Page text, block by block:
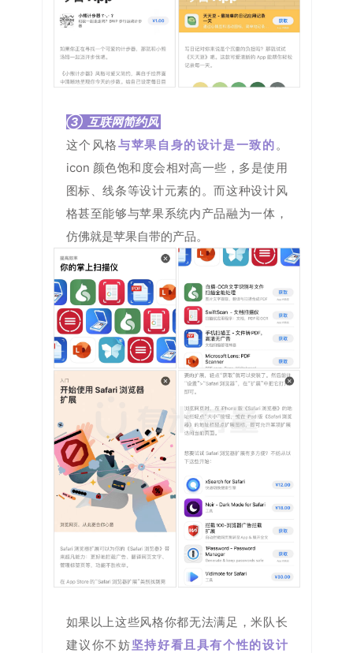
③ 互联网简约风
这个风格与苹果自身的设计是一致的 。
icon 颜色饱和度会相对高一些，多是使用
图标、线条等设计元素的。而这种设计风
格甚至能够与苹果系统内产品融为一体，
仿佛就是苹果自带的产品。
如果以上这些风格你都无法满足，米队长
建议你不妨坚持好看且具有个性的设计